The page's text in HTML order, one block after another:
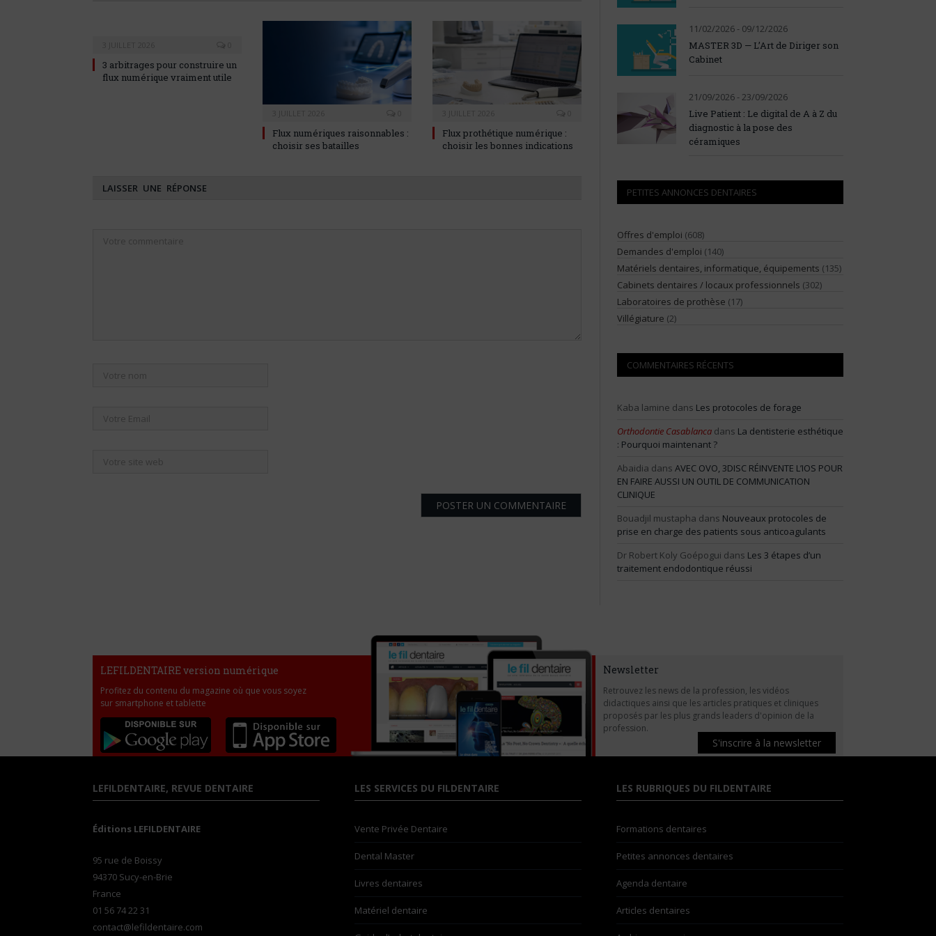
3 arbitrages pour construire un
flux numérique vraiment utile
Flux numériques raisonnables :
choisir ses batailles
Flux prothétique numérique :
choisir les bonnes indications
LAISSER UNE RÉPONSE
11/02/2026 - 09/12/2026
MASTER 3D — L’Art de Diriger son
Cabinet
21/09/2026 - 23/09/2026
Live Patient : Le digital de A à Z du
diagnostic à la pose des
céramiques
PETITES ANNONCES DENTAIRES
Offres d'emploi (608)
Demandes d'emploi (140)
Matériels dentaires, informatique, équipements (135)
Cabinets dentaires / locaux professionnels (302)
Laboratoires de prothèse (17)
Villégiature (2)
COMMENTAIRES RÉCENTS
Kaba lamine dans Les protocoles de forage
Orthodontie Casablanca dans La dentisterie esthétique
: Pourquoi maintenant ?
Abaidia dans AVEC OVO, 3DISC RÉINVENTE L’IOS POUR
EN FAIRE AUSSI UN OUTIL DE COMMUNICATION
CLINIQUE
Bouadjil mustapha dans Nouveaux protocoles de
prise en charge des patients sous anticoagulants
Dr Robert Koly Goépogui dans Les 3 étapes d’un
traitement endodontique réussi
LEFILDENTAIRE version numérique
Profitez du contenu du magazine où que vous soyez
sur smartphone et tablette
Newsletter
Retrouvez les news de la profession, les vidéos
didactiques ainsi que les articles pratiques et cliniques
proposés par les plus grands leaders d'opinion de la
profession.
S'inscrire à la newsletter
LEFILDENTAIRE, REVUE DENTAIRE
Éditions LEFILDENTAIRE
95 rue de Boissy
94370 Sucy-en-Brie
France
01 56 74 22 31
contact@lefildentaire.com
LES SERVICES DU FILDENTAIRE
Vente Privée Dentaire
Dental Master
Livres dentaires
Matériel dentaire
LES RUBRIQUES DU FILDENTAIRE
Formations dentaires
Petites annonces dentaires
Agenda dentaire
Articles dentaires